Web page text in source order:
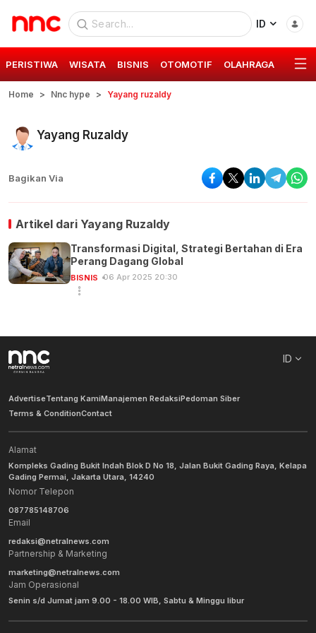
ID
PERISTIWA WISATA BISNIS OTOMOTIF OLAHRAGA GAYA
Home Nnc hype Yayang ruzaldy
Yayang Ruzaldy
Bagikan Via
Artikel dari Yayang Ruzaldy
Transformasi Digital, Strategi Bertahan di Era
Perang Dagang Global
BISNIS 06 Apr 2025 20:30
ID
AdvertiseTentang KamiManajemen RedaksiPedoman Siber
Terms & ConditionContact
Alamat
Kompleks Gading Bukit Indah Blok D No 18, Jalan Bukit Gading Raya, Kelapa
Gading Permai, Jakarta Utara, 14240
Nomor Telepon
087785148706
Email
redaksi@netralnews.com
Partnership & Marketing
marketing@netralnews.com
Jam Operasional
Senin s/d Jumat jam 9.00 - 18.00 WIB, Sabtu & Minggu libur